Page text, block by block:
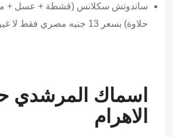
ساندوتش سكلانس (قشطة + عسل +
حلاوة) بسعر 13 جنيه مصري فقط لا غير .
اسماك المرشدي
الاهرام